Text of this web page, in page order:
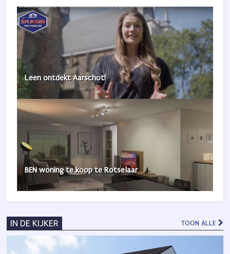
Leen ontdekt Aarschot!
BEN woning te koop te Rotselaar
IN DE KIJKER TOON ALLE